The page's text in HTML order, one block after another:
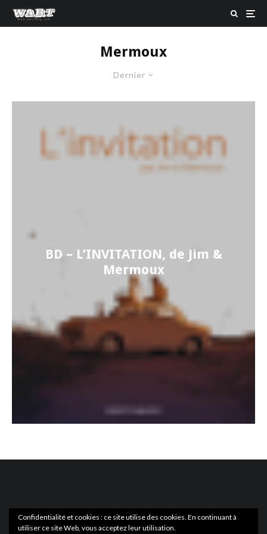
Mermoux
Dernier
BD – L’INVITATION, de Jim &
Mermoux
Confidentialité et cookies : ce site utilise des cookies. En continuant à
utiliser ce site Web, vous acceptez leur utilisation.